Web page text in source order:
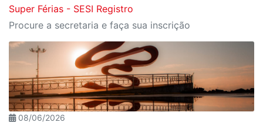
Super Férias - SESI Registro
Procure a secretaria e faça sua inscrição
08/06/2026